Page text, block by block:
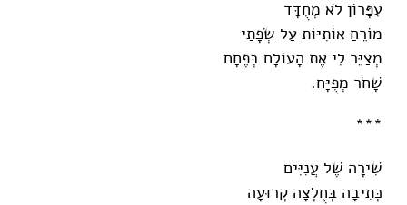
עִפָּרוֹן לֹא מְחֻדָּד
מוֹרֵחַ אוֹתִיּוֹת עַל שְׂפָתַי
מְצַיֵּר לִי אֶת הָעוֹלָם בְּפֶחָם
שָׁחֹר מְפֻיָּח.
***
שִׁירָה שֶׁל עֲנִיִּים
כְּתִיבָה בְּחֻלְצָה קְרוּעָה